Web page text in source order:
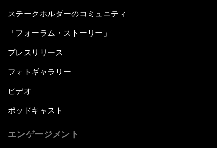
ステークホルダーのコミュニティ
「フォーラム・ストーリー」
プレスリリース
フォトギャラリー
ビデオ
ポッドキャスト
エンゲージメント